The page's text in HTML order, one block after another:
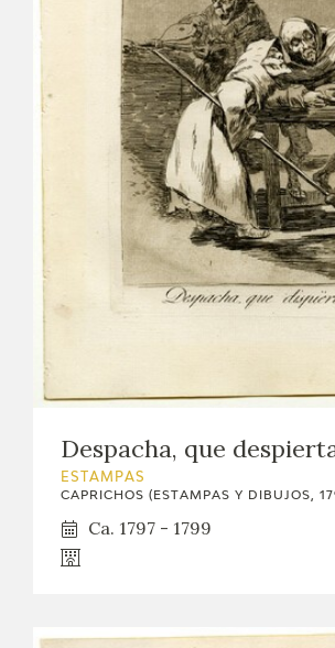
Despacha, que
ESTAMPAS
CAPRICHOS (ESTAMPAS Y DIBUJOS,
Ca. 1797 - 1799